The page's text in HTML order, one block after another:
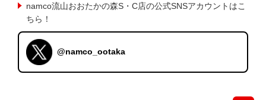
namco流山おおたかの森S・C店の公式SNSアカウントはこ
ちら！
@namco_ootaka